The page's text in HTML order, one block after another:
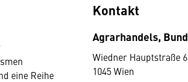
eine Reihe
Kontakt
Agrarhandels,
Wiedner Hauptstraße
1045 Wien